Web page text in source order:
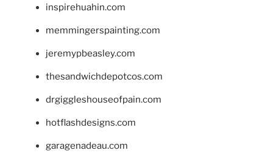
inspirehuahin.com
memmingerspainting.com
jeremypbeasley.com
thesandwichdepotcos.com
drgiggleshouseofpain.com
hotflashdesigns.com
garagenadeau.com